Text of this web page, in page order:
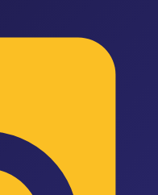
Fiyatlandırma